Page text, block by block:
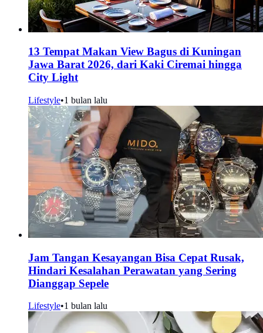
13 Tempat Makan View Bagus di Kuningan
Jawa Barat 2026, dari Kaki Ciremai hingga
City Light
Lifestyle•1 bulan lalu
Jam Tangan Kesayangan Bisa Cepat Rusak,
Hindari Kesalahan Perawatan yang Sering
Dianggap Sepele
Lifestyle•1 bulan lalu